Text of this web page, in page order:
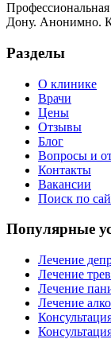
Дону. Анонимно.
Разделы
О клинике
Врачи
Цены
Отзывы
Блог
Вопросы и
Контакты
Вакансии
Поиск по
Популярные
Лечение
Лечение
Лечение
Лечение